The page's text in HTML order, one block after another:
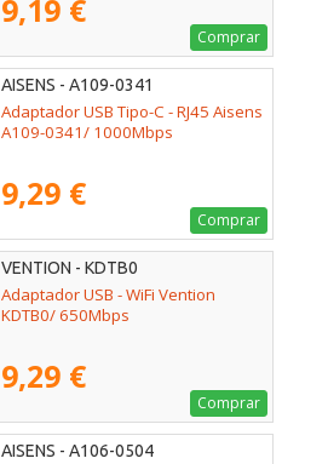
9,19 €
Comprar
AISENS - A109-0341
Adaptador USB Tipo-C - RJ45 Aisens
A109-0341/ 1000Mbps
9,29 €
Comprar
VENTION - KDTB0
Adaptador USB - WiFi Vention
KDTB0/ 650Mbps
9,29 €
Comprar
AISENS - A106-0504